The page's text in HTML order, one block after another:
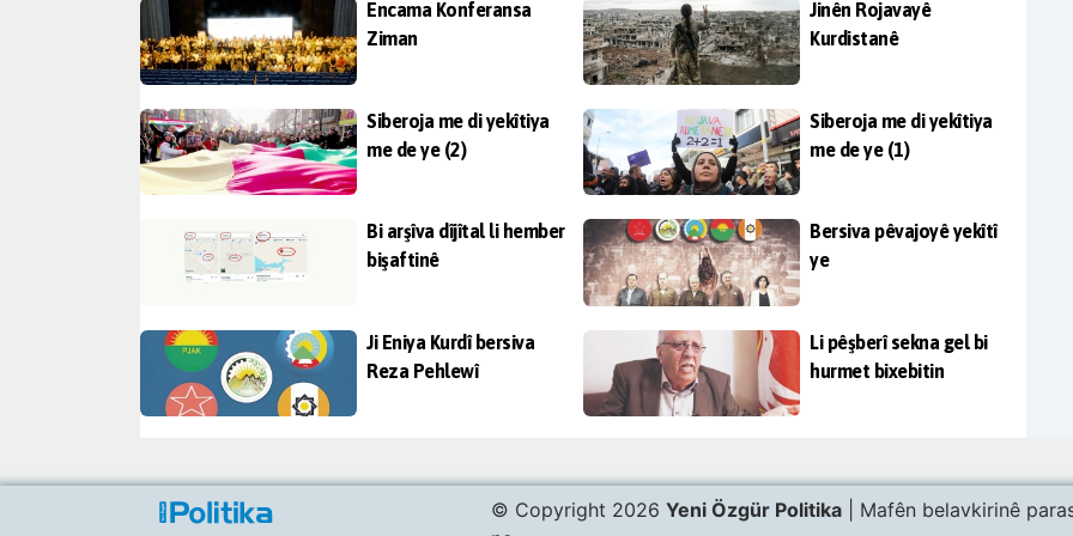
Encama Konferansa
Ziman
Jinên Rojavayê
Kurdistanê
Siberoja me di yekîtiya
me de ye (2)
Siberoja me di yekîtiya
me de ye (1)
Bi arşîva dîjîtal li hember
bişaftinê
Bersiva pêvajoyê yekîtî
ye
Ji Eniya Kurdî bersiva
Reza Pehlewî
Li pêşberî sekna gel bi
hurmet bixebitin
© Copyright 2026 Yeni Özgür Politika| Mafên belavkirinê